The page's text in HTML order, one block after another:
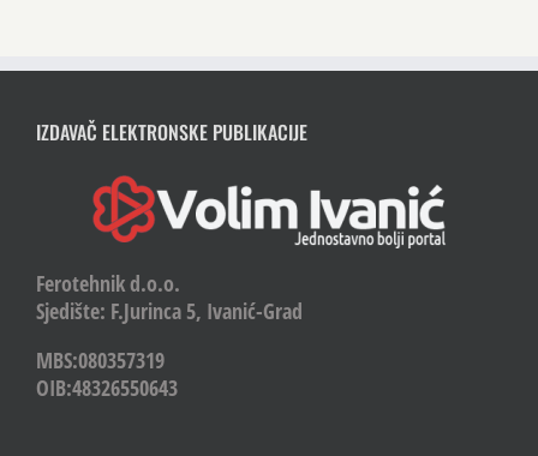
IZDAVAČ ELEKTRONSKE PUBLIKACIJE
Ferotehnik d.o.o.
Sjedište: F.Jurinca 5, Ivanić-Grad
MBS:080357319
OIB:48326550643